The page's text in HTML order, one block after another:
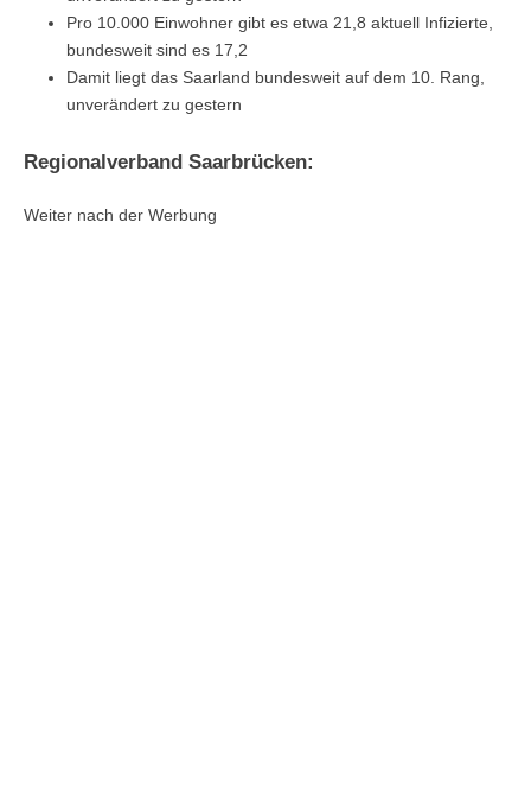
Pro 10.000 Einwohner gibt es etwa 21,8 aktuell Infizierte,
bundesweit sind es 17,2
Damit liegt das Saarland bundesweit auf dem 10. Rang,
unverändert zu gestern
Regionalverband Saarbrücken:
Weiter nach der Werbung